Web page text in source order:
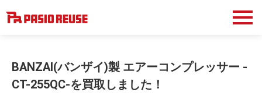
BANZAI(バンザイ)製 エアーコンプレッサー -
CT-255QC-を買取しました！